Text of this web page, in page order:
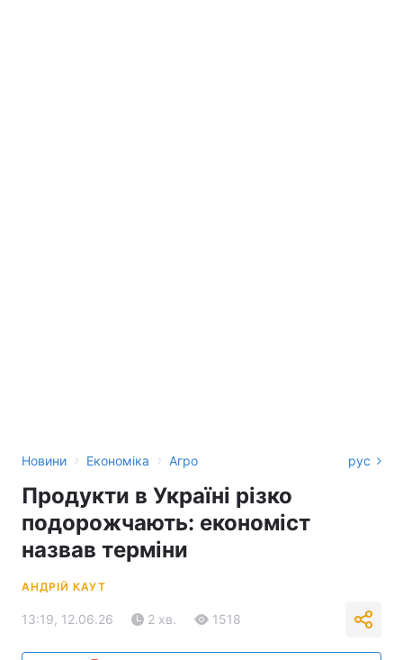
Новини › Економіка › Агро рус
Продукти в Україні різко
подорожчають: економіст
назвав терміни
АНДРІЙ КАУТ
13:19, 12.06.26 2 хв. 1518